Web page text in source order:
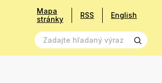
Mapa
stránky
RSS English